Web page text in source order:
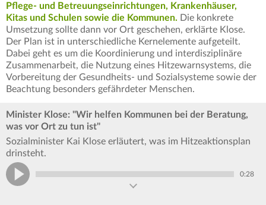
Pflege- und Betreuungseinrichtungen, Krankenhäuser,
Kitas und Schulen sowie die Kommunen. Die konkrete
Umsetzung sollte dann vor Ort geschehen, erklärte Klose.
Der Plan ist in unterschiedliche Kernelemente aufgeteilt.
Dabei geht es um die Koordinierung und interdisziplinäre
Zusammenarbeit, die Nutzung eines Hitzewarnsystems, die
Vorbereitung der Gesundheits- und Sozialsysteme sowie der
Beachtung besonders gefährdeter Menschen.
Minister Klose: "Wir helfen Kommunen bei der Beratung,
was vor Ort zu tun ist"
Sozialminister Kai Klose erläutert, was im Hitzeaktionsplan
drinsteht.
0:28